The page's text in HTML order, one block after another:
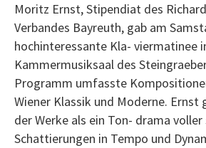
Moritz Ernst, Stipendiat des
Verbandes Bayreuth, gab am
hochinteressante Kla- viermatinee
Kammermusiksaal des
Programm umfasste
Wiener Klassik und Moderne.
der Werke als ein Ton- drama
Schattierungen in Tempo und